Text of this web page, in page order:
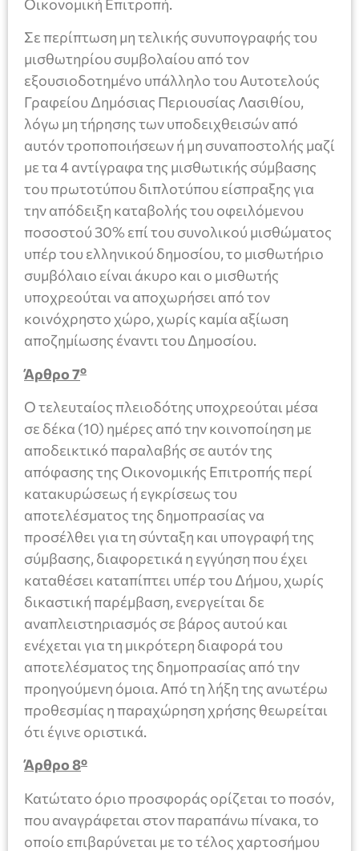
Οικονομική Επιτροπή.
Σε περίπτωση μη τελικής συνυπογραφής του
μισθωτηρίου συμβολαίου από τον
εξουσιοδοτημένο υπάλληλο του Αυτοτελούς
Γραφείου Δημόσιας Περιουσίας Λασιθίου,
λόγω μη τήρησης των υποδειχθεισών από
αυτόν τροποποιήσεων ή μη συναποστολής μαζί
με τα 4 αντίγραφα της μισθωτικής σύμβασης
του πρωτοτύπου διπλοτύπου είσπραξης για
την απόδειξη καταβολής του οφειλόμενου
ποσοστού 30% επί του συνολικού μισθώματος
υπέρ του ελληνικού δημοσίου, το μισθωτήριο
συμβόλαιο είναι άκυρο και ο μισθωτής
υποχρεούται να αποχωρήσει από τον
κοινόχρηστο χώρο, χωρίς καμία αξίωση
αποζημίωσης έναντι του Δημοσίου.
Άρθρο 7ο
Ο τελευταίος πλειοδότης υποχρεούται μέσα
σε δέκα (10) ημέρες από την κοινοποίηση με
αποδεικτικό παραλαβής σε αυτόν της
απόφασης της Οικονομικής Επιτροπής περί
κατακυρώσεως ή εγκρίσεως του
αποτελέσματος της δημοπρασίας να
προσέλθει για τη σύνταξη και υπογραφή της
σύμβασης, διαφορετικά η εγγύηση που έχει
καταθέσει καταπίπτει υπέρ του Δήμου, χωρίς
δικαστική παρέμβαση, ενεργείται δε
αναπλειστηριασμός σε βάρος αυτού και
ενέχεται για τη μικρότερη διαφορά του
αποτελέσματος της δημοπρασίας από την
προηγούμενη όμοια. Από τη λήξη της ανωτέρω
προθεσμίας η παραχώρηση χρήσης θεωρείται
ότι έγινε οριστικά.
Άρθρο 8ο
Κατώτατο όριο προσφοράς ορίζεται το ποσόν,
που αναγράφεται στον παραπάνω πίνακα, το
οποίο επιβαρύνεται με το τέλος χαρτοσήμου